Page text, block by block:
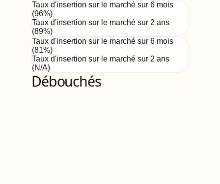
Taux d'insertion sur le marché sur 6 mois
(96%)
Taux d'insertion sur le marché sur 2 ans
(89%)
Taux d'insertion sur le marché sur 6 mois
(81%)
Taux d'insertion sur le marché sur 2 ans
(N/A)
Débouchés